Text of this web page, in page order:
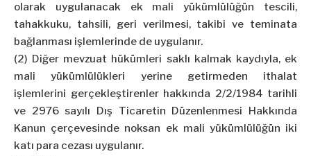
olarak uygulanacak ek mali yükümlülüğün tescili,
tahakkuku, tahsili, geri verilmesi, takibi ve teminata
bağlanması işlemlerinde de uygulanır.
(2) Diğer mevzuat hükümleri saklı kalmak kaydıyla, ek
mali yükümlülükleri yerine getirmeden ithalat
işlemlerini gerçekleştirenler hakkında 2/2/1984 tarihli
ve 2976 sayılı Dış Ticaretin Düzenlenmesi Hakkında
Kanun çerçevesinde noksan ek mali yükümlülüğün iki
katı para cezası uygulanır.